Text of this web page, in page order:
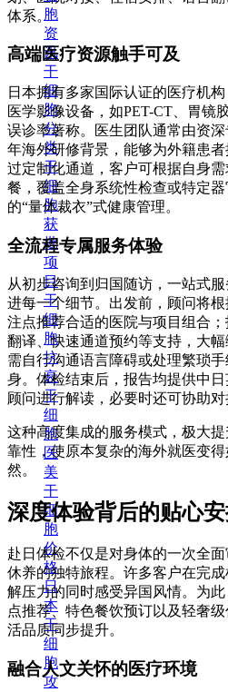
胞
资
讯
干
细
胞
分
类
干
细
胞
获
批
项
目
干
细
胞
抗
衰
干
细
胞
医
美
干
细
胞
价
格
日
本
干
细
胞
攻
体系。
高端医疗资源触手可及
日本拥有多家国际认证的医疗机
医学影像设备，如PET-CT、胃镜
误诊率著称。医生团队通常由资
年海外研修背景，能够为外籍患
过定制化通道，客户可根据自身
餐，覆盖全身系统性检查或特定
的“量体裁衣”式健康管理。
全流程专属服务体验
从初步咨询到归国随访，一站式
进每一个细节。出发前，顾问将
注点推荐合适的医院与项目组合
翻译、快速通道预约等支持，大
需自行沟通语言障碍或处理繁琐
身。体检结束后，报告均提供中
顾问进行解读，必要时还可协助对
这种高度集成的服务模式，极大
靠性，使原本复杂的海外就医变
然。
深度体验背后的贴心
赴日体检不仅是对身体的一次全
休养的独特旅程。许多客户在完
解压力的同时感受异国风情。为
点推荐、特色餐饮预订以及轻奢
活品质同步提升。
融合人文关怀的医疗环境